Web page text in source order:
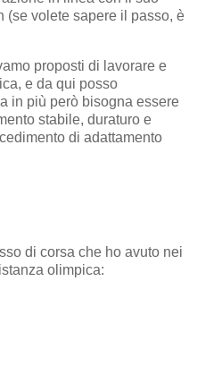
(se volete sapere il passo, è
proposti di lavorare e
e da qui posso
in più però bisogna essere
stabile, duraturo e
di adattamento
di corsa che ho avuto nei
olimpica: